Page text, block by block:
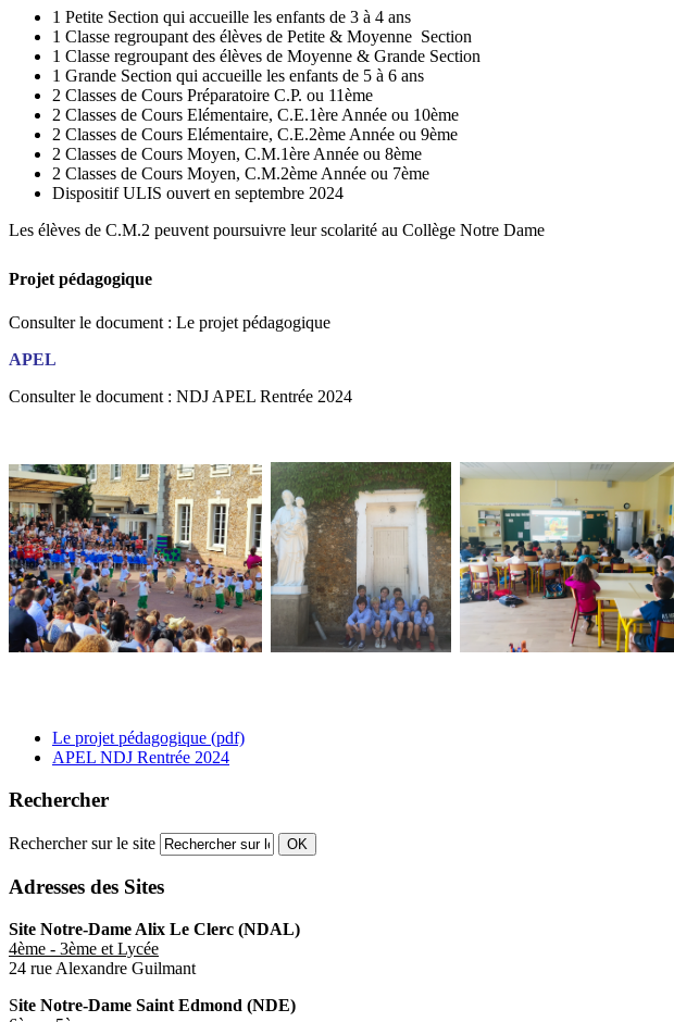
1 Petite Section qui accueille les enfants de 3 à 4 ans
1 Classe regroupant des élèves de Petite & Moyenne Section
1 Classe regroupant des élèves de Moyenne & Grande Section
1 Grande Section qui accueille les enfants de 5 à 6 ans
2 Classes de Cours Préparatoire C.P. ou 11ème
2 Classes de Cours Elémentaire, C.E.1ère Année ou 10ème
2 Classes de Cours Elémentaire, C.E.2ème Année ou 9ème
2 Classes de Cours Moyen, C.M.1ère Année ou 8ème
2 Classes de Cours Moyen, C.M.2ème Année ou 7ème
Dispositif ULIS ouvert en septembre 2024
Les élèves de C.M.2 peuvent poursuivre leur scolarité au Collège Notre Dame
Projet pédagogique
Consulter le document : Le projet pédagogique
APEL
Consulter le document : NDJ APEL Rentrée 2024
Le projet pédagogique (pdf)
APEL NDJ Rentrée 2024
Rechercher
Rechercher sur le site OK
Adresses des Sites
Site Notre-Dame Alix Le Clerc (NDAL)
4ème - 3ème et Lycée
24 rue Alexandre Guilmant
Site Notre-Dame Saint Edmond (NDE)